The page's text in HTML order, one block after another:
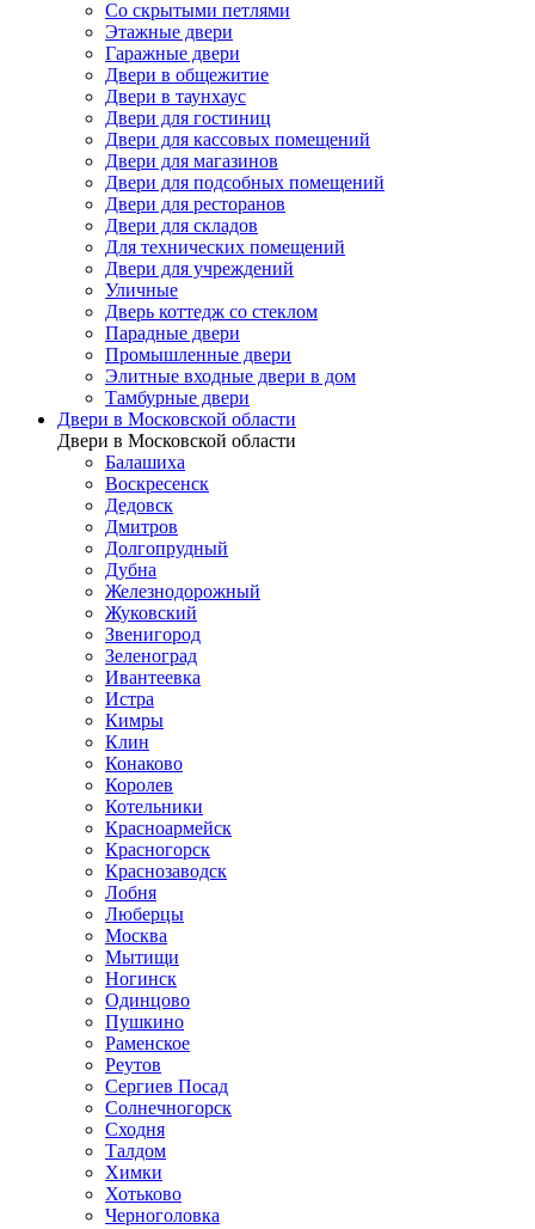
Со скрытыми петлями
Этажные двери
Гаражные двери
Двери в общежитие
Двери в таунхаус
Двери для гостиниц
Двери для кассовых помещений
Двери для магазинов
Двери для подсобных помещений
Двери для ресторанов
Двери для складов
Для технических помещений
Двери для учреждений
Уличные
Дверь коттедж со стеклом
Парадные двери
Промышленные двери
Элитные входные двери в дом
Тамбурные двери
Двери в Московской области
Двери в Московской области
Балашиха
Воскресенск
Дедовск
Дмитров
Долгопрудный
Дубна
Железнодорожный
Жуковский
Звенигород
Зеленоград
Ивантеевка
Истра
Кимры
Клин
Конаково
Королев
Котельники
Красноармейск
Красногорск
Краснозаводск
Лобня
Люберцы
Москва
Мытищи
Ногинск
Одинцово
Пушкино
Раменское
Реутов
Сергиев Посад
Солнечногорск
Сходня
Талдом
Химки
Хотьково
Черноголовка